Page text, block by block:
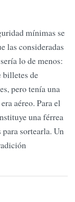
mínimas se
las consideradas
lo de menos:
de
pero tenía una
aéreo. Para el
una férrea
para sortearla. Un